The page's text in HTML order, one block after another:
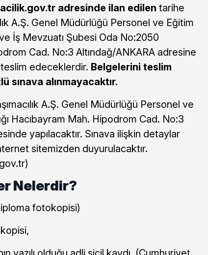
adresinde ilan edilen tarihe
A.Ş. Genel Müdürlüğü Personel ve Eğitim
İş Mevzuatı Şubesi Oda No:2050
Cad. No:3 Altındağ/ANKARA adresine
edeceklerdir. Belgelerini teslim
sınava alınmayacaktır.
A.Ş. Genel Müdürlüğü Personel ve
Hacıbayram Mah. Hipodrom Cad. No:3
yapılacaktır. Sınava ilişkin detaylar
sitemizden duyurulacaktır.
Nelerdir?
fotokopisi)